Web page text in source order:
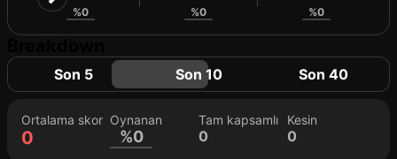
%0 %0 %0
Son 5 Son 10 Son 40
Ortalama skor
0
Oynanan
%0
Tam kapsamlı
0
Kesin
0